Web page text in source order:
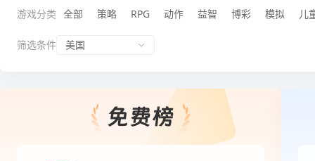
游戏分类 全部 策略 RPG 动作 益智 博彩 模拟 儿
筛选条件 美国